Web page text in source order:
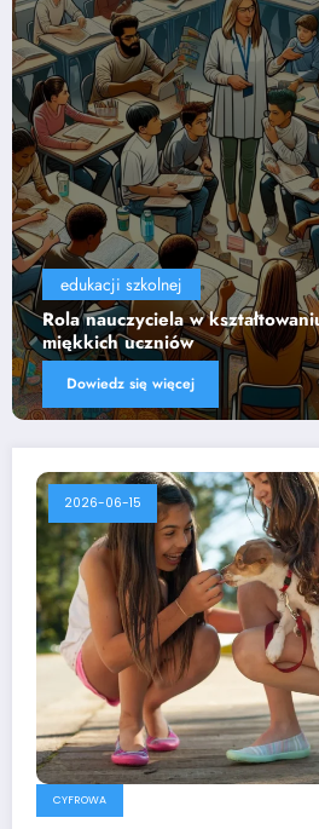
edukacji szkolnej
Wpływ
Dowiedz się więcej
2026-06-15
CYFROWA